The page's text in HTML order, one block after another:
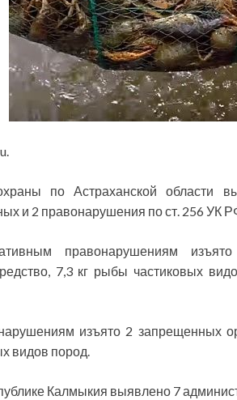
по Астраханской области
и 2 правонарушения по ст. 256 УК
правонарушениям
7,3 кг рыбы частиковых
изъято 2 запрещенных
видов пород.
Калмыкия выявлено 7